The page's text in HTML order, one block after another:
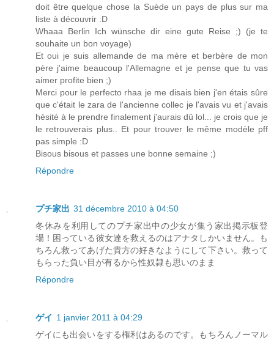
doit être quelque chose la Suède un pays de plus sur ma
liste à découvrir :D
Whaaa Berlin Ich wünsche dir eine gute Reise ;) (je te
souhaite un bon voyage)
Et oui je suis allemande de ma mère et berbère de mon
père j'aime beaucoup l'Allemagne et je pense que tu vas
aimer profite bien ;)
Merci pour le perfecto rhaa je me disais bien j'en étais sûre
que c'était le zara de l'ancienne collec je l'avais vu et j'avais
hésité à le prendre finalement j'aurais dû lol... je crois que je
le retrouverais plus.. Et pour trouver le même modèle pff
pas simple :D
Bisous bisous et passes une bonne semaine ;)
Répondre
プチ家出 31 décembre 2010 à 04:50
冬休みを利用してのプチ家出中の少女が集う家出掲示板登
場！困っている彼女達を救えるのはアナタしかいません。も
ちろん救ってあげた貴方の好きなようにして下さい。救って
もらった負い目が有るから性奴隷も思いのまま
Répondre
ゲイ 1 janvier 2011 à 04:29
ゲイにも出会いをする権利はあるのです。もちろんノーマル